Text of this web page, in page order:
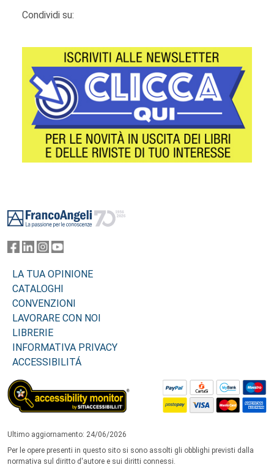
Condividi su:
LA TUA OPINIONE
CATALOGHI
CONVENZIONI
LAVORARE CON NOI
LIBRERIE
INFORMATIVA PRIVACY
ACCESSIBILITÁ
Ultimo aggiornamento: 24/06/2026
Per le opere presenti in questo sito si sono assolti gli obblighi previsti dalla
normativa sul diritto d'autore e sui diritti connessi.